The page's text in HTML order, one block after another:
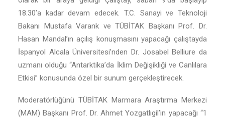
18.30’a kadar devam edecek. T.C. Sanayi ve Teknoloji
Bakanı Mustafa Varank ve TÜBİTAK Başkanı Prof. Dr.
Hasan Mandal’ın açılış konuşmasını yapacağı çalıştayda
İspanyol Alcala Üniversitesi’nden Dr. Josabel Belliure da
uzmanı olduğu “Antarktika’da İklim Değişikliği ve Canlılara
Etkisi” konusunda özel bir sunum gerçekleştirecek.
Moderatörlüğünü TÜBİTAK Marmara Araştırma Merkezi
(MAM) Başkanı Prof. Dr. Ahmet Yozgatlıgil’in yapacağı “1